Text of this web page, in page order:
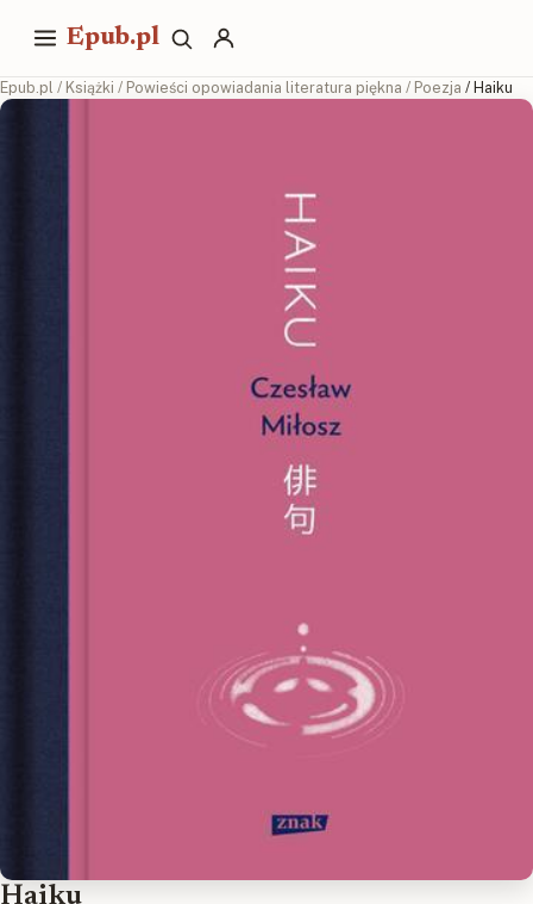
Epub.pl
Epub.pl / Książki / Powieści opowiadania literatura piękna / Poezja / Haiku
Haiku